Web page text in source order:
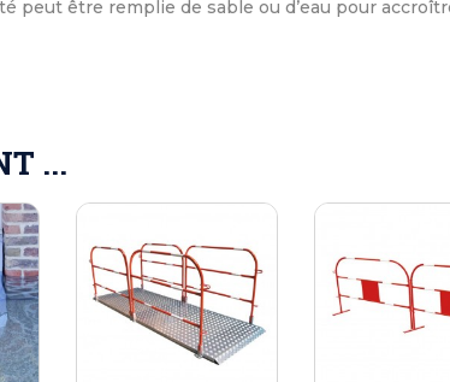
peut être remplie de sable ou d’eau pour
...